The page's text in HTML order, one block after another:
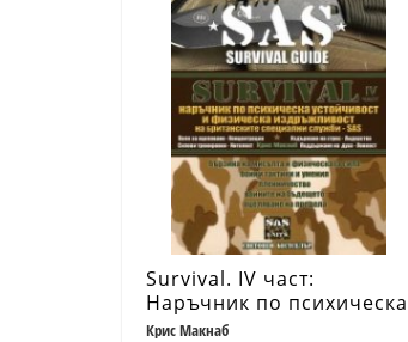
Survival. IV част:
Наръчник по психическа
устойчивост и физическа
Крис Макнаб